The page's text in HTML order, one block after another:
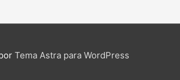
Tema Astra para WordPress